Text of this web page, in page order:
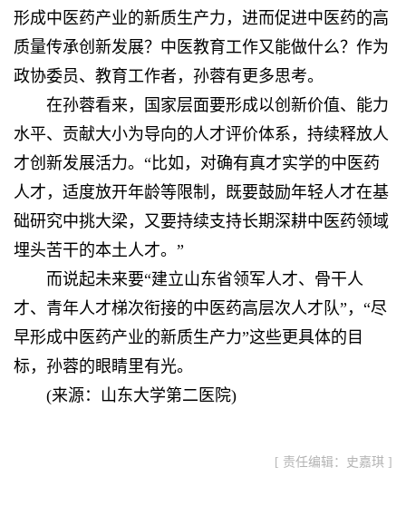
形成中医药产业的新质生产力，进而促进中医药的高
质量传承创新发展？中医教育工作又能做什么？作为
政协委员、教育工作者，孙蓉有更多思考。
在孙蓉看来，国家层面要形成以创新价值、能力
水平、贡献大小为导向的人才评价体系，持续释放人
才创新发展活力。“比如，对确有真才实学的中医药
人才，适度放开年龄等限制，既要鼓励年轻人才在基
础研究中挑大梁，又要持续支持长期深耕中医药领域
埋头苦干的本土人才。”
而说起未来要“建立山东省领军人才、骨干人
才、青年人才梯次衔接的中医药高层次人才队”，“尽
早形成中医药产业的新质生产力”这些更具体的目
标，孙蓉的眼睛里有光。
(来源：山东大学第二医院)
[ 责任编辑：史嘉琪 ]